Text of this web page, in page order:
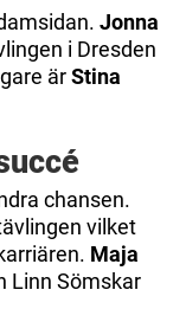
Jonna
i Dresden
ärStina
chansen.
vilket
Maja
Linn Sömskar